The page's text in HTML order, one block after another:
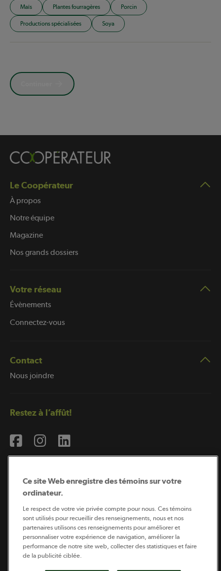
Maïs Plantes fourragères Porcin
Productions spécialisées Soya
Le Coopérateur
À propos
Notre équipe
Magazine
Nos grands dossiers
Votre réseau
Évènements
Connectez-vous
Contact
Nous joindre
Restez à l’affût!
Coopérateur est publié par Sollio Groupe Coopératif.
Il est l’outil d’information de la coopération agricole
québécoise.
Ce site Web enregistre des témoins sur votre
ordinateur.
Le respect de votre vie privée compte pour nous. Ces témoins
sont utilisés pour recueillir des renseignements, nous et nos
partenaires utilisons ces renseignements pour améliorer et
personnaliser votre expérience de navigation, améliorer la
performance de notre site web, collecter des statistiques et faire
de la publicité ciblée.